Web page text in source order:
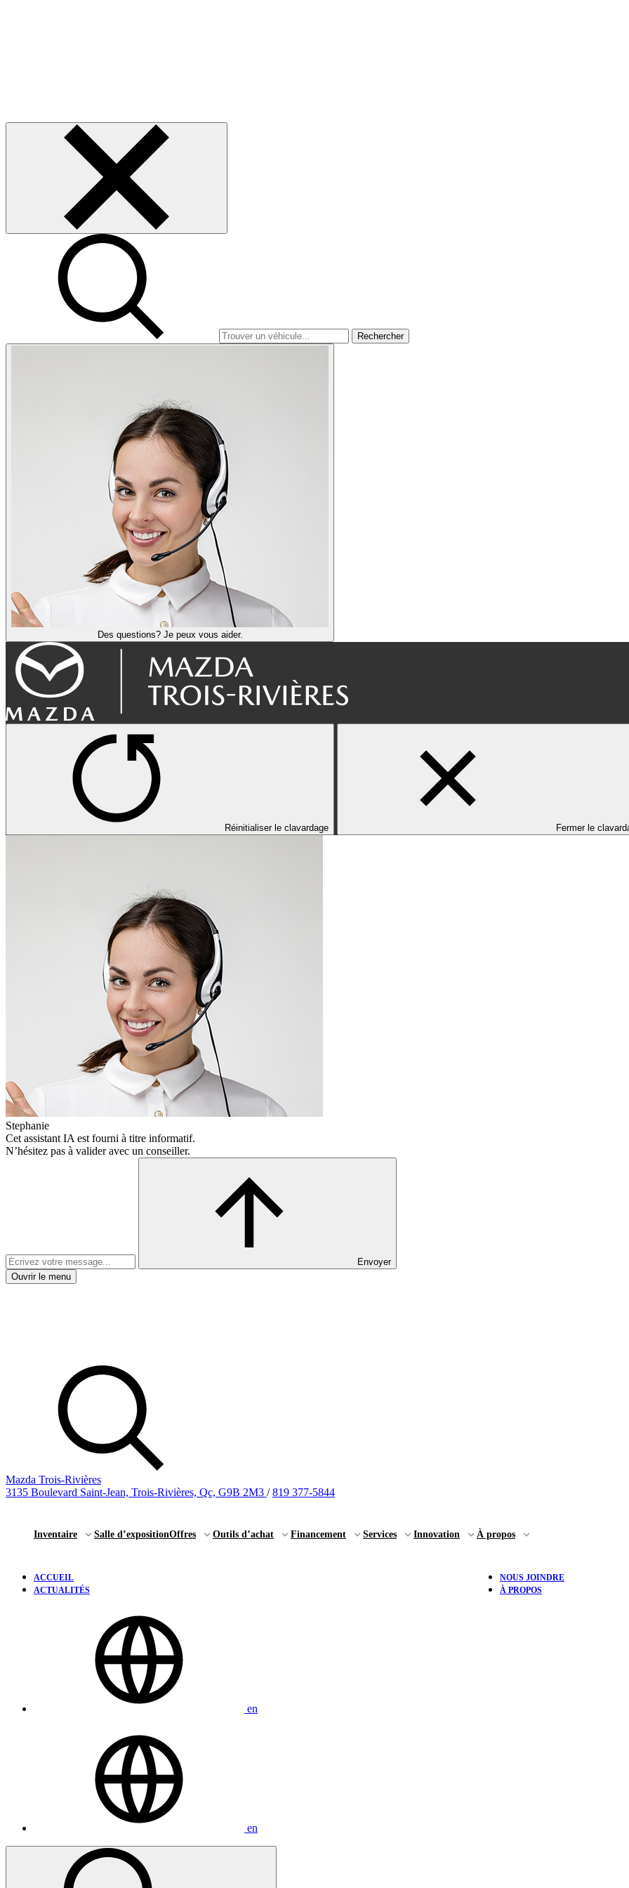
Rechercher
Des questions? Je peux vous aider.
Réinitialiser le clavardage Fermer le
Stephanie
Cet assistant IA est fourni à titre informatif.
N’hésitez pas à valider avec un conseiller.
Envoyer
Ouvrir le menu
Mazda Trois-Rivières
3135 Boulevard Saint-Jean, Trois-Rivières, Qc, G9B 2M3 / 819 377-5844
Inventaire Salle d’expositionOffres Outils d’achat Financement Services Innovation À propos
ACCUEIL
NOUS JOINDRE
ACTUALITÉS
À PROPOS
en
en